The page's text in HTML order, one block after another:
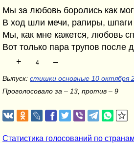
Мы за любовь боролись как
В ход шли мечи, рапиры, шпаги
Мы, как мне кажется, любовь
Вот только пара трупов после
+
4 –
Выпуск: стишки основные 10 октября
Проголосовало за – 13, против – 9
Статистика голосований по странам